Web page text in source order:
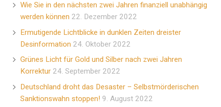
Wie Sie in den nächsten zwei Jahren finanziell unabhängig
werden können 22. Dezember 2022
Ermutigende Lichtblicke in dunklen Zeiten dreister
Desinformation 24. Oktober 2022
Grünes Licht für Gold und Silber nach zwei Jahren
Korrektur 24. September 2022
Deutschland droht das Desaster – Selbstmörderischen
Sanktionswahn stoppen! 9. August 2022